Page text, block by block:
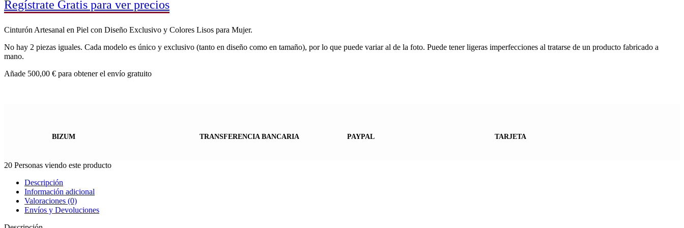
Regístrate Gratis para ver precios
Cinturón Artesanal en Piel con Diseño Exclusivo y Colores Lisos para Mujer.
No hay 2 piezas iguales. Cada modelo es único y exclusivo (tanto en diseño como en tamaño), por lo que puede variar al de la foto. Puede tener ligeras imperfecciones al tratarse de un producto fabricado a
mano.
Añade 500,00 € para obtener el envío gratuito
BIZUM TRANSFERENCIA BANCARIA PAYPAL TARJETA
20 Personas viendo este producto
Descripción
Información adicional
Valoraciones (0)
Envíos y Devoluciones